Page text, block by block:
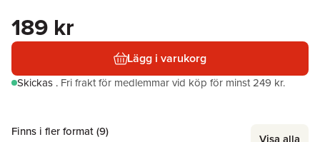
189 kr
Lägg i varukorg
Skickas . Fri frakt för medlemmar vid köp för minst 249 kr.
Finns i fler format (9) Visa alla